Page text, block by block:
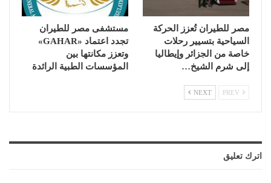
مصر للطيران تُعزز الحركة
السياحية بتسيير رحلات
خاصة من الجزائر وإيطاليا
إلى شرم الشيخ…
مستشفى مصر للطيران
تجدد اعتماد «GAHAR»
وتعزز مكانتها بين
المؤسسات الطبية الرائدة
NEXT
اترك تعليق